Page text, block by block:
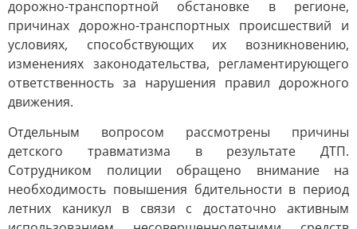
дорожно-транспортной обстановке в регионе,
причинах дорожно-транспортных происшествий и
условиях, способствующих их возникновению,
изменениях законодательства, регламентирующего
ответственность за нарушения правил дорожного
движения.
Отдельным вопросом рассмотрены причины
детского травматизма в результате ДТП.
Сотрудником полиции обращено внимание на
необходимость повышения бдительности в период
летних каникул в связи с достаточно активным